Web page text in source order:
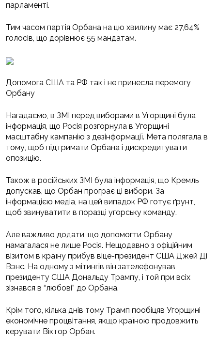
парламенті.
Тим часом партія Орбана на цю хвилину має 27,64%
голосів, що дорівнює 55 мандатам.
Допомога США та РФ так і не принесла перемогу
Орбану
Нагадаємо, в ЗМІ перед виборами в Угорщині була
інформація, що Росія розгорнула в Угорщині
масштабну кампанію з дезінформації. Мета полягала в
тому, щоб підтримати Орбана і дискредитувати
опозицію.
Також в російських ЗМІ була інформація, що Кремль
допускав, що Орбан програє ці вибори. За
інформацією медіа, на цей випадок РФ готує ґрунт,
щоб звинуватити в поразці угорську команду.
Але важливо додати, що допомогти Орбану
намагалася не лише Росія. Нещодавно з офіційним
візитом в країну прибув віце-президент США Джей Ді
Вэнс. На одному з мітингів він зателефонував
президенту США Дональду Трампу, і той при всіх
зізнався в “любові” до Орбана.
Крім того, кілька днів тому Трамп пообіцяв Угорщині
економічне процвітання, якщо країною продовжить
керувати Віктор Орбан.